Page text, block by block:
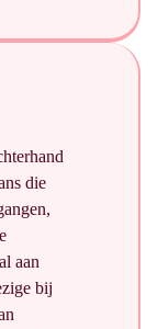
die
aan
bij